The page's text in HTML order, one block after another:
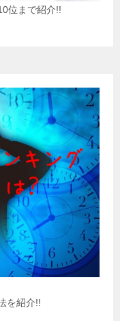
位まで紹介!!
を紹介!!